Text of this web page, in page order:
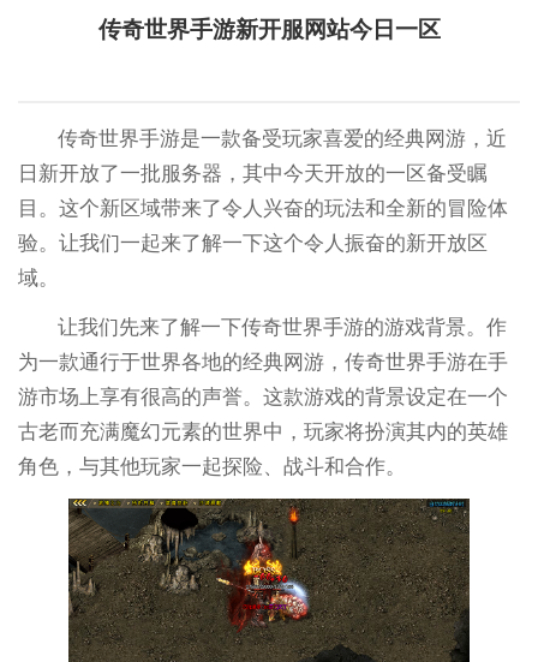
传奇世界手游新开服网站今日一区
传奇世界手游是一款备受玩家喜爱的经典网游，近
日新开放了一批服务器，其中今天开放的一区备受瞩
目。这个新区域带来了令人兴奋的玩法和全新的冒险体
验。让我们一起来了解一下这个令人振奋的新开放区
域。
让我们先来了解一下传奇世界手游的游戏背景。作
为一款通行于世界各地的经典网游，传奇世界手游在手
游市场上享有很高的声誉。这款游戏的背景设定在一个
古老而充满魔幻元素的世界中，玩家将扮演其内的英雄
角色，与其他玩家一起探险、战斗和合作。